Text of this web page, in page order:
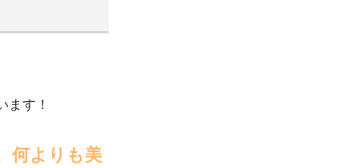
ます！
何よりも美